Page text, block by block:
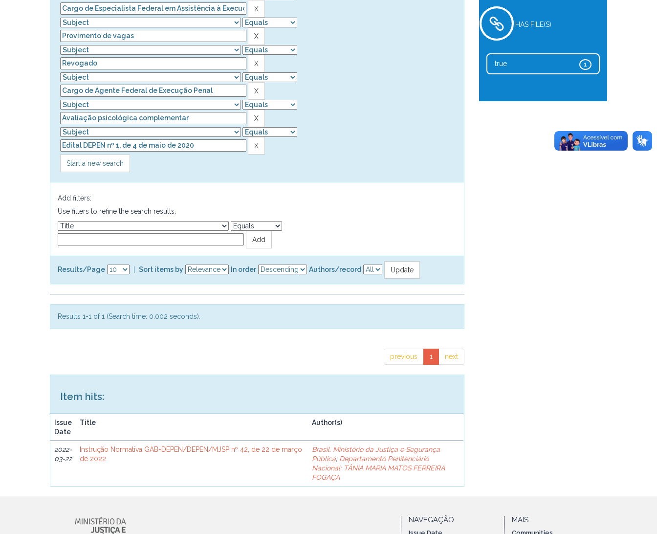
Start a new search
Add filters:
Use filters to refine the search results.
Results/Page Sort items by In order Authors/record
Results 1-1 of 1 (Search time: 0.002 seconds).
previous 1 next
Item hits:
Issue
Date
Title Author(s)
2022-
03-22
Instrução Normativa GAB-DEPEN/DEPEN/MJSP nº 42, de 22 de março
de 2022
Brasil. Ministério da Justiça e Segurança
Pública; Departamento Penitenciário
Nacional; TÂNIA MARIA MATOS FERREIRA
FOGAÇA
HAS FILE(S)
1
true
NAVEGAÇÃO MAIS